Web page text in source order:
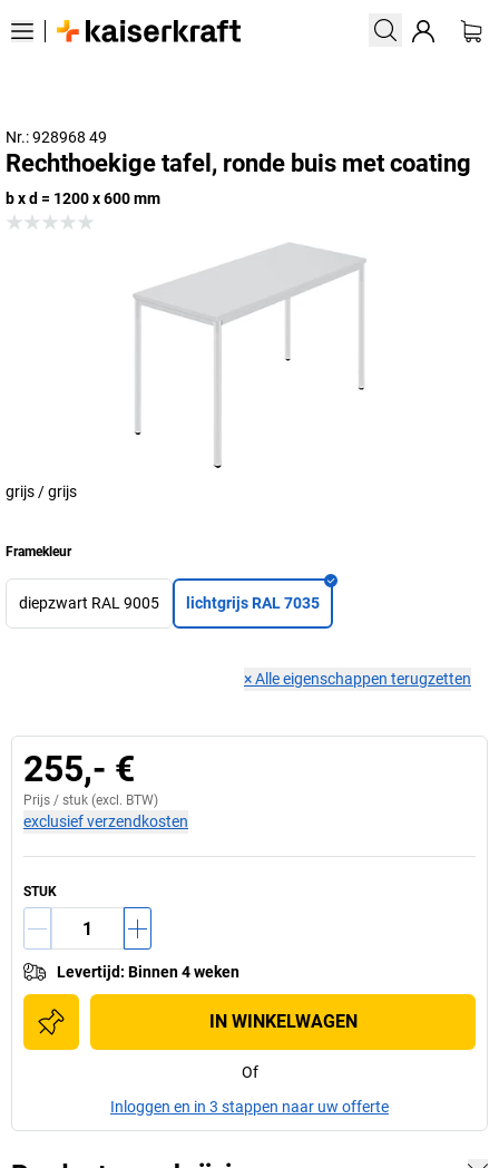
Nr.: 928968 49
Rechthoekige tafel, ronde buis met coating
b x d = 1200 x 600 mm
grijs / grijs
Framekleur
diepzwart RAL 9005 lichtgrijs RAL 7035
×Alle eigenschappen terugzetten
255,- €
Prijs / stuk (excl. BTW)
exclusief verzendkosten
STUK
Levertijd: Binnen 4 weken
IN WINKELWAGEN
Of
Inloggen en in 3 stappen naar uw offerte